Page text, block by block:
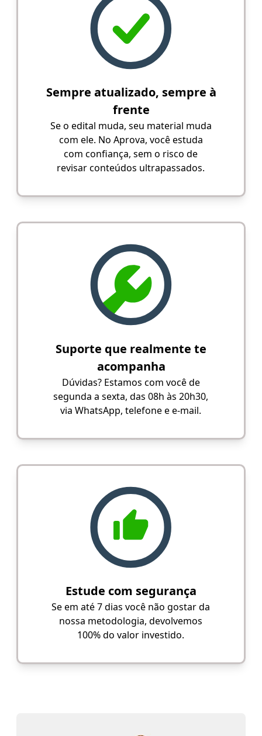
Sempre atualizado, sempre à
frente
Se o edital muda, seu material muda
com ele. No Aprova, você estuda
com confiança, sem o risco de
revisar conteúdos ultrapassados.
Suporte que realmente te
acompanha
Dúvidas? Estamos com você de
segunda a sexta, das 08h às 20h30,
via WhatsApp, telefone e e-mail.
Estude com segurança
Se em até 7 dias você não gostar da
nossa metodologia, devolvemos
100% do valor investido.